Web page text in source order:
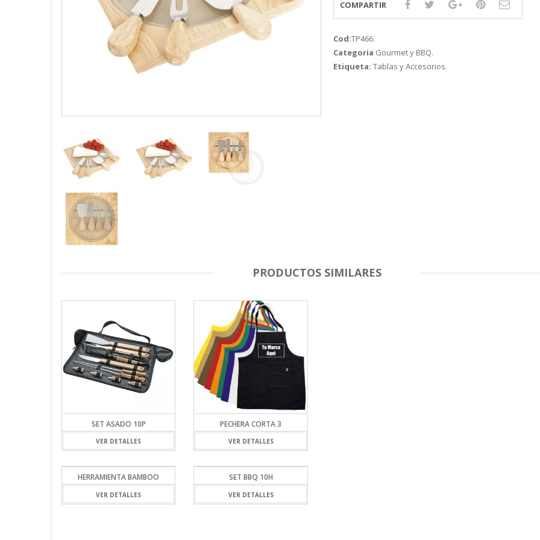
GOURMET Y BBQ
TIEMPO LIBRE Y VIAJE
ACCESORIOS AUTO
COMPARTIR
Cod:TP466.
Categoria Gourmet y BBQ.
Etiqueta: Tablas y Accesorios.
PRODUCTOS SIMILARES
SET ASADO 10P
VER DETALLES
PECHERA CORTA 3
VER DETALLES
HERRAMIENTA BAMBOO
VER DETALLES
SET BBQ 10H
VER DETALLES